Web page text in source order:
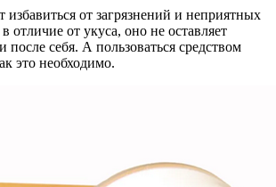
избавиться от загрязнений и неприятных
отличие от укуса, оно не оставляет
после себя. А пользоваться средством
это необходимо.